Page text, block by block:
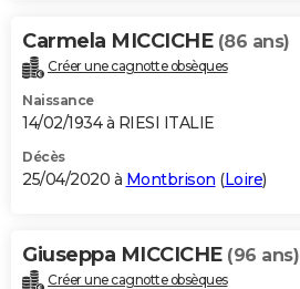
Carmela MICCICHE (86 ans)
Créer une cagnotte obsèques
Naissance
14/02/1934 à RIESI ITALIE
Décès
25/04/2020 à Montbrison (Loire)
Giuseppa MICCICHE (96 ans)
Créer une cagnotte obsèques